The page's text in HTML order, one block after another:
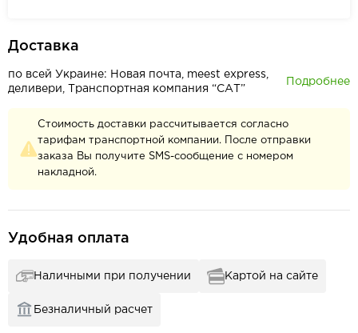
Доставка
по всей Украине: Новая почта, meest express,
деливери, Транспортная компания “САТ”
Подробнее
Стоимость доставки рассчитывается согласно
тарифам транспортной компании. После отправки
заказа Вы получите SMS-сообщение с номером
накладной.
Удобная оплата
Наличными при получении Картой на сайте
Безналичный расчет